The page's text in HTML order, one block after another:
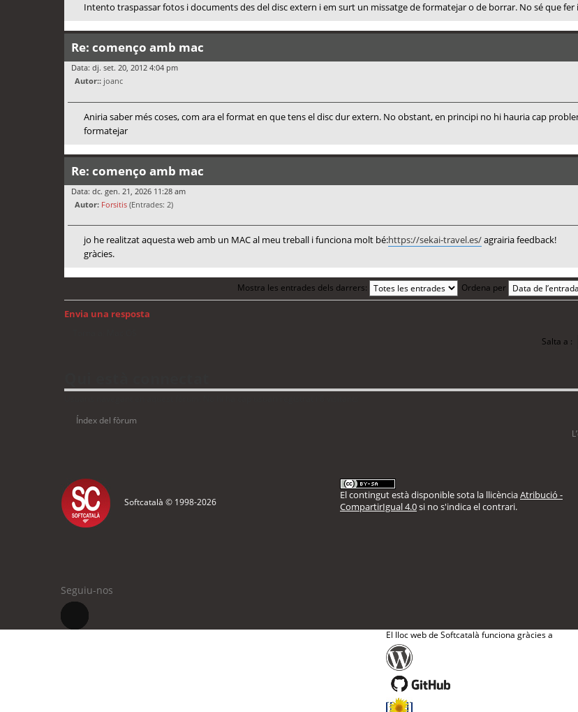
Intento traspassar fotos i documents des del disc extern i em surt un missatge de formatejar o de borrar. No sé que fer
Re: començo amb mac
Data: dj. set. 20, 2012 4:04 pm
Autor:: joanc
Aniria saber més coses, com ara el format en que tens el disc dur extern. No obstant, en principi no hi hauria cap
formatejar
Re: començo amb mac
Data: dc. gen. 21, 2026 11:28 am
Autor: Forsitis (Entrades: 2)
jo he realitzat aquesta web amb un MAC al meu treball i funciona molt bé:https://sekai-travel.es/agrairia feedback!
gràcies.
Mostra les entrades dels darrers: Ordena per
Envia una resposta
Salta a :
Índex del fòrum
Softcatalà © 1998-2026
El contingut està disponible sota la llicènciaAtribució -
CompartirIgual 4.0si no s'indica el contrari.
Seguiu-nos
El lloc web de Softcatalà funciona gràcies a